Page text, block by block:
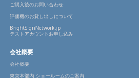
ご購入後のお問い合わせ
評価機のお貸し出しについて
BrightSignNetwork.jp
テストアカウントお申し込み
会社概要
会社概要
東京本部内 ショールームのご案内